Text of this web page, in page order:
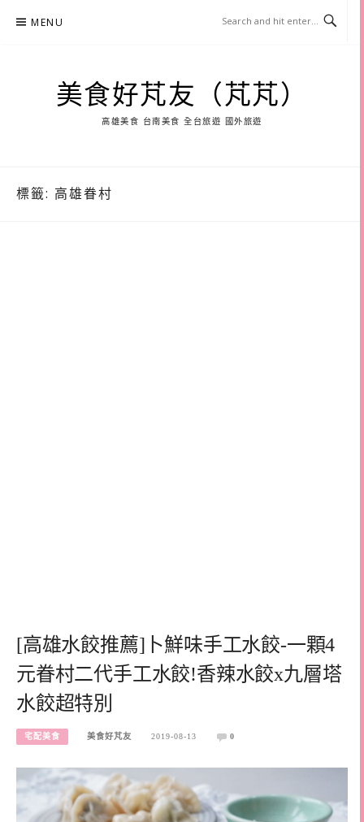
MENU
美食好芃友（芃芃）
高雄美食 台南美食 全台旅遊 國外旅遊
標籤: 高雄眷村
[高雄水餃推薦]卜鮮味手工水餃-一顆4
元眷村二代手工水餃!香辣水餃x九層塔
水餃超特別
宅配美食 美食好芃友 2019-08-13 0